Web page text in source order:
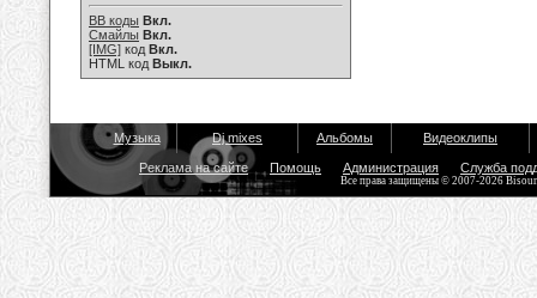
BB коды Вкл.
Смайлы Вкл.
[IMG] код Вкл.
HTML код Выкл.
Музыка Dj mixes Альбомы Видеоклипы
Реклама на сайте Помощь Администрация Служба
Все права защищены © 2007-2026